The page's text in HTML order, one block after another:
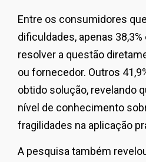
Entre os consumidores
dificuldades, apenas
resolver a questão
ou fornecedor. Outros
obtido solução, revelando
nível de conhecimento
fragilidades na aplicação
A pesquisa também